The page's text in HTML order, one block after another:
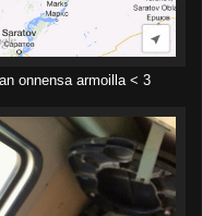
onnensa armoilla < 3